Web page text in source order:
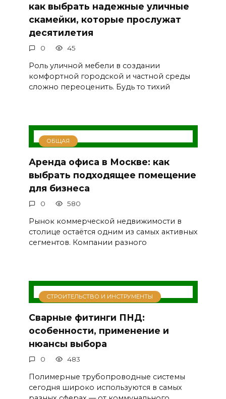
как выбрать надежные уличные
скамейки, которые прослужат
десятилетия
0 45
Роль уличной мебели в создании
комфортной городской и частной среды
сложно переоценить. Будь то тихий
ОБЩАЯ
Аренда офиса в Москве: как
выбрать подходящее помещение
для бизнеса
0 580
Рынок коммерческой недвижимости в
столице остаётся одним из самых активных
сегментов. Компании разного
СТРОИТЕЛЬСТВО И ИНСТРУМЕНТЫ
Сварные фитинги ПНД:
особенности, применение и
нюансы выбора
0 483
Полимерные трубопроводные системы
сегодня широко используются в самых